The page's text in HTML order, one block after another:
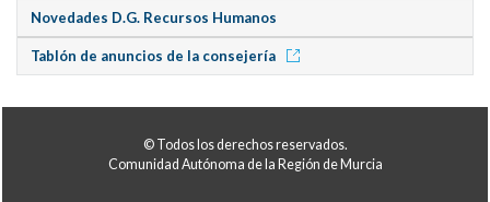
Novedades D.G. Recursos Humanos
Tablón de anuncios de la consejería
© Todos los derechos reservados.
Comunidad Autónoma de la Región de Murcia